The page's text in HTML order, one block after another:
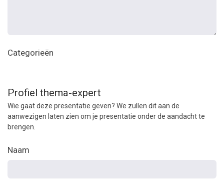
Categorieën
Profiel thema-expert
Wie gaat deze presentatie geven? We zullen dit aan de
aanwezigen laten zien om je presentatie onder de aandacht te
brengen.
Naam